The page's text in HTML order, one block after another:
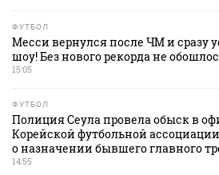
ФУТБОЛ
Месси вернулся после ЧМ и сразу
шоу! Без нового рекорда не
15:05
ФУТБОЛ
Полиция Сеула провела обыск в
Корейской футбольной
о назначении бывшего главного
14:55